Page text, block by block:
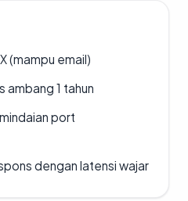
(mampu email)
ambang 1 tahun
port
dengan latensi wajar